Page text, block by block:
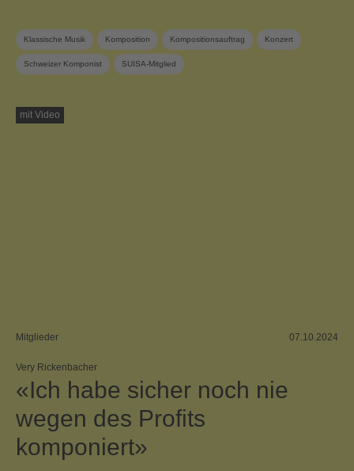
Klassische Musik Komposition Kompositionsauftrag Konzert
Schweizer Komponist SUISA-Mitglied
mit Video
Mitglieder 07.10.2024
Very Rickenbacher
«Ich habe sicher noch nie
wegen des Profits
komponiert»